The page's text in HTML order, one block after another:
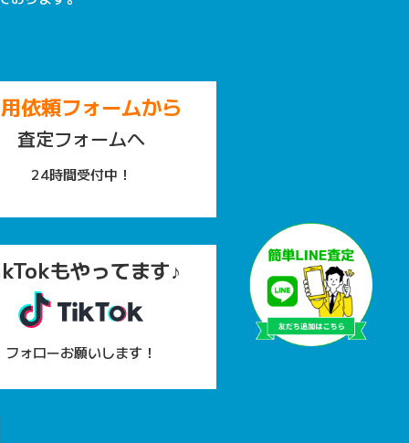
依頼フォームから
査定フォームへ
24時間受付中！
もやってます♪
フォローお願いします！